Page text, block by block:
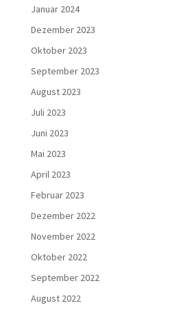
Januar 2024
Dezember 2023
Oktober 2023
September 2023
August 2023
Juli 2023
Juni 2023
Mai 2023
April 2023
Februar 2023
Dezember 2022
November 2022
Oktober 2022
September 2022
August 2022